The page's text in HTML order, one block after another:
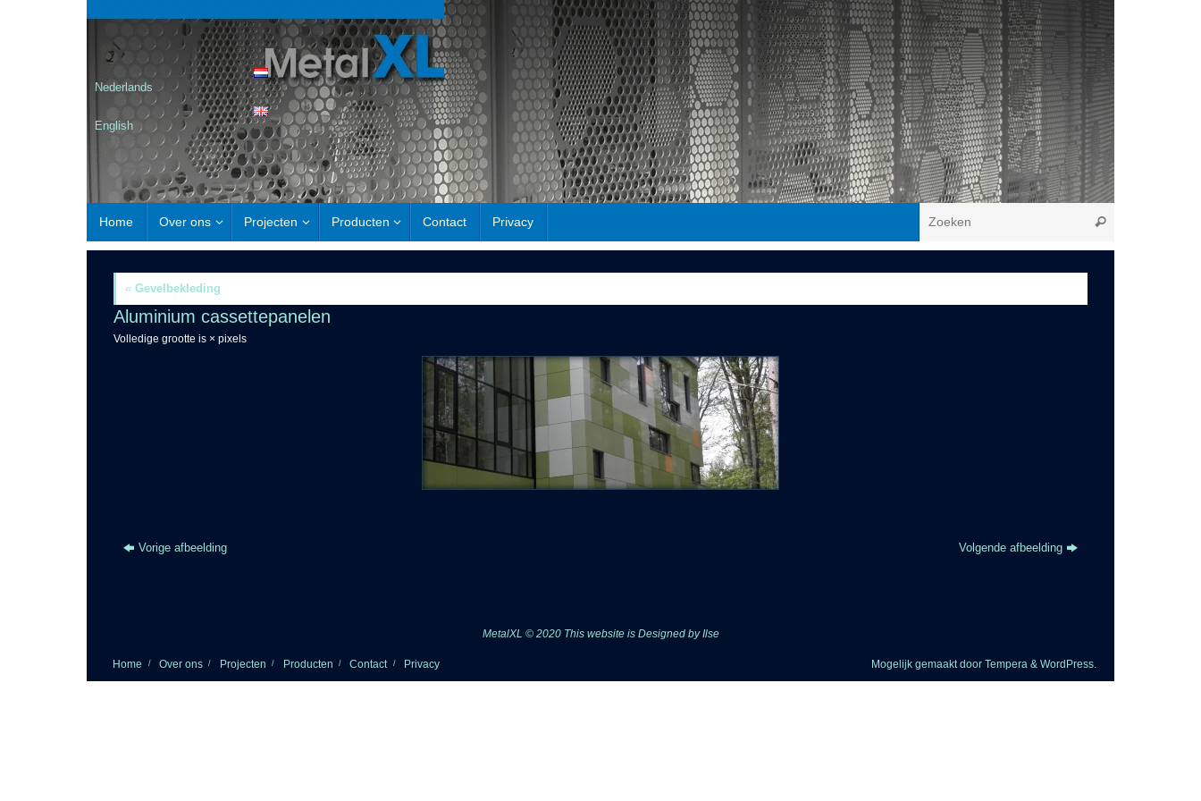
Nederlands
English
Home Over ons Projecten Producten Contact Privacy
« Gevelbekleding
Aluminium cassettepanelen
Volledige grootte is × pixels
Vorige afbeelding Volgende afbeelding
MetalXL © 2020 This website is Designed by Ilse
Home Over ons Projecten Producten Contact Privacy Mogelijk gemaakt door Tempera & WordPress.